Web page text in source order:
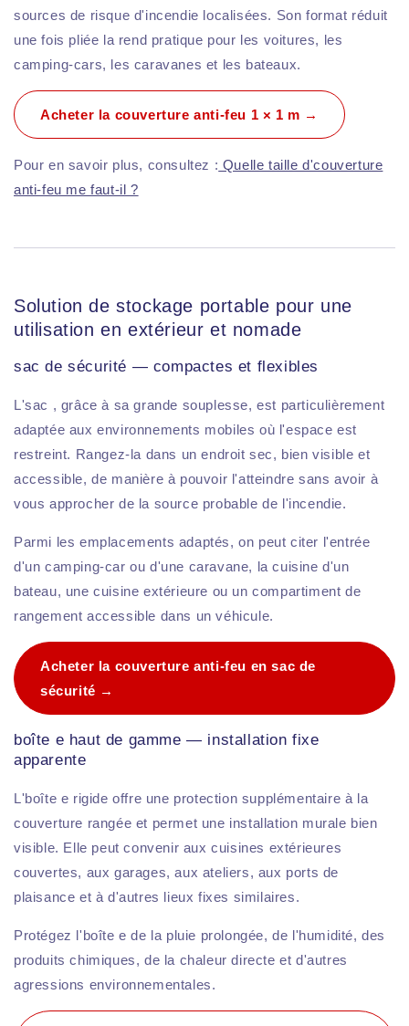
sources de risque d'incendie localisées. Son format réduit
une fois pliée la rend pratique pour les voitures, les
camping-cars, les caravanes et les bateaux.
Acheter la couverture anti-feu 1 × 1 m →
Pour en savoir plus, consultez : Quelle taille d'couverture
anti-feu me faut-il ?
Solution de stockage portable pour une
utilisation en extérieur et nomade
sac de sécurité — compactes et flexibles
L'sac , grâce à sa grande souplesse, est particulièrement
adaptée aux environnements mobiles où l'espace est
restreint. Rangez-la dans un endroit sec, bien visible et
accessible, de manière à pouvoir l'atteindre sans avoir à
vous approcher de la source probable de l'incendie.
Parmi les emplacements adaptés, on peut citer l'entrée
d'un camping-car ou d'une caravane, la cuisine d'un
bateau, une cuisine extérieure ou un compartiment de
rangement accessible dans un véhicule.
Acheter la couverture anti-feu en sac de
sécurité →
boîte e haut de gamme — installation fixe
apparente
L'boîte e rigide offre une protection supplémentaire à la
couverture rangée et permet une installation murale bien
visible. Elle peut convenir aux cuisines extérieures
couvertes, aux garages, aux ateliers, aux ports de
plaisance et à d'autres lieux fixes similaires.
Protégez l'boîte e de la pluie prolongée, de l'humidité, des
produits chimiques, de la chaleur directe et d'autres
agressions environnementales.